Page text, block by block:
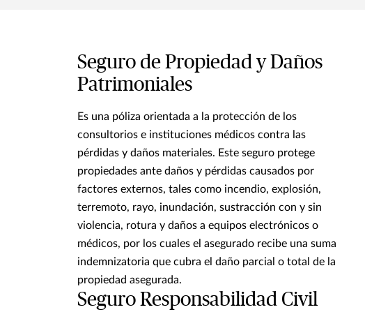
Seguro de Propiedad y Daños
Patrimoniales
Es una póliza orientada a la protección de los
consultorios e instituciones médicos contra las
pérdidas y daños materiales. Este seguro protege
propiedades ante daños y pérdidas causados por
factores externos, tales como incendio, explosión,
terremoto, rayo, inundación, sustracción con y sin
violencia, rotura y daños a equipos electrónicos o
médicos, por los cuales el asegurado recibe una suma
indemnizatoria que cubra el daño parcial o total de la
propiedad asegurada.
Seguro Responsabilidad Civil